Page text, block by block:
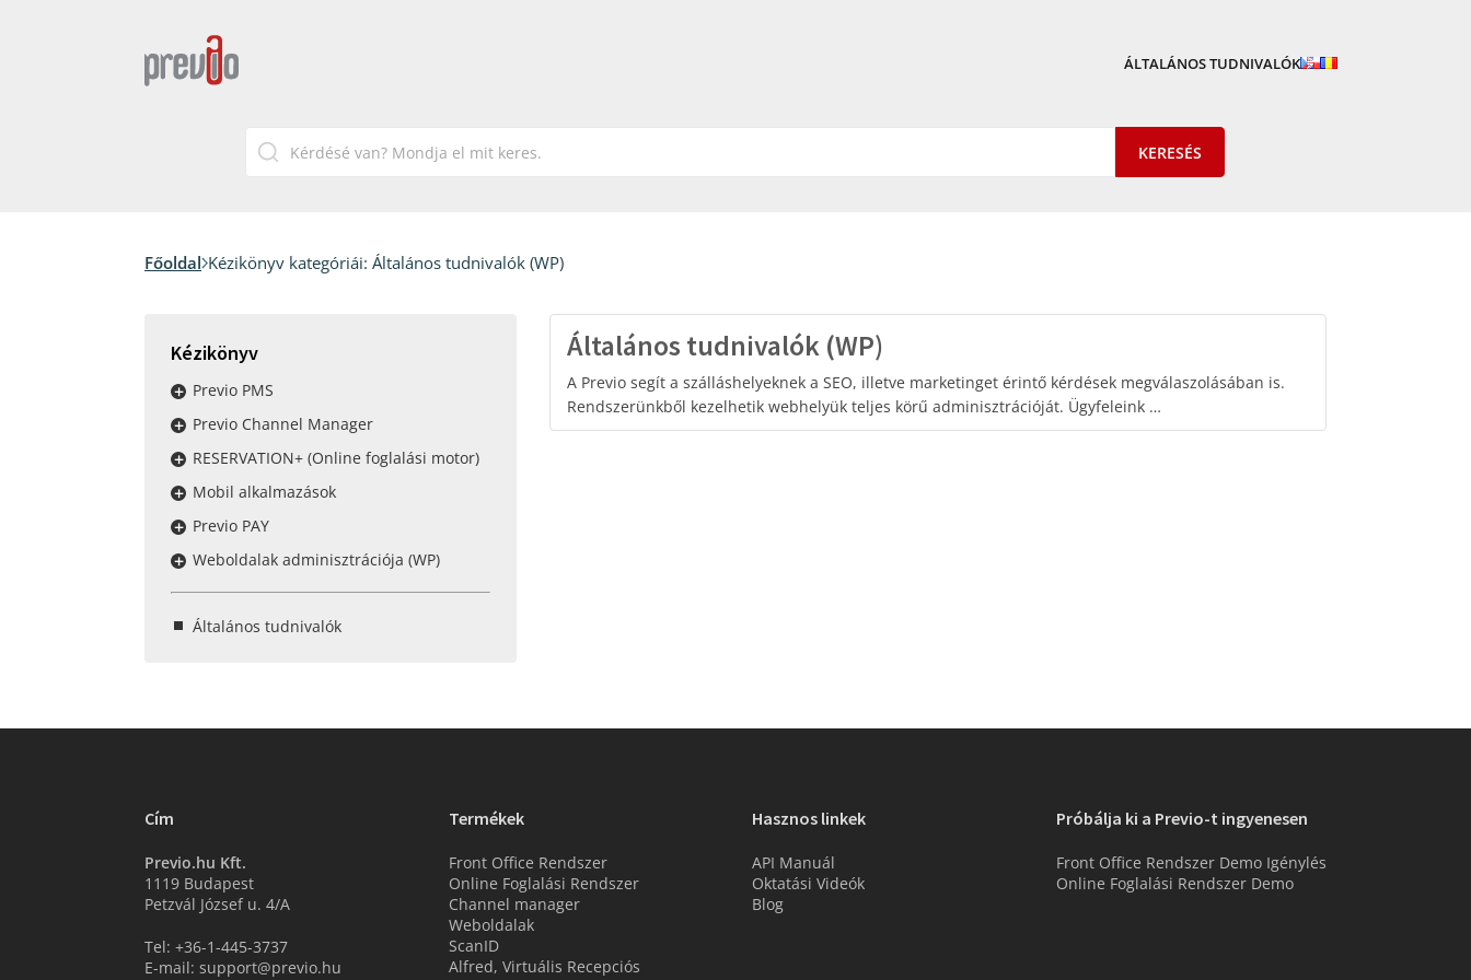
ÁLTALÁNOS TUDNIVALÓK
Főoldal Kézikönyv kategóriái: Általános tudnivalók (WP)
Kézikönyv
Previo PMS
Previo Channel Manager
RESERVATION+ (Online foglalási motor)
Mobil alkalmazások
Previo PAY
Weboldalak adminisztrációja (WP)
Általános tudnivalók
Általános tudnivalók (WP)
A Previo segít a szálláshelyeknek a SEO, illetve marketinget érintő kérdések megválaszolásában is.
Rendszerünkből kezelhetik webhelyük teljes körű adminisztrációját. Ügyfeleink …
Cím
Previo.hu Kft.
1119 Budapest
Petzvál József u. 4/A
Tel: +36-1-445-3737
E-mail: support@previo.hu
Termékek
Front Office Rendszer
Online Foglalási Rendszer
Channel manager
Weboldalak
ScanID
Alfred, Virtuális Recepciós
Hasznos linkek
API Manuál
Oktatási Videók
Blog
Próbálja ki a Previo-t ingyenesen
Front Office Rendszer Demo Igénylés
Online Foglalási Rendszer Demo